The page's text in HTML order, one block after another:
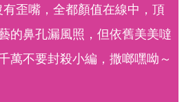
歪嘴，全都顏值在線中，頂
的鼻孔漏風照，但依舊美美噠
萬不要封殺小編，撒啷嘿呦～